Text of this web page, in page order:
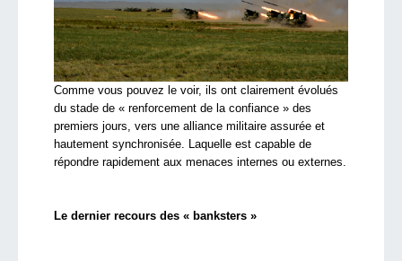
Comme vous pouvez le voir, ils ont clairement évolués
du stade de « renforcement de la confiance » des
premiers jours, vers une alliance militaire assurée et
hautement synchronisée. Laquelle est capable de
répondre rapidement aux menaces internes ou externes.
Le dernier recours des « banksters »